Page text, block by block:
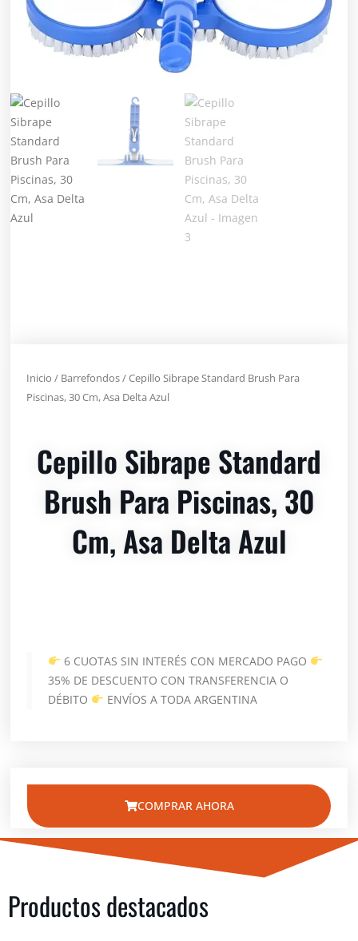
Inicio / Barrefondos/ Cepillo Sibrape Standard Brush Para
Piscinas, 30 Cm, Asa Delta Azul
Cepillo Sibrape Standard
Brush Para Piscinas, 30
Cm, Asa Delta Azul
6 CUOTAS SIN INTERÉS CON MERCADO PAGO
35% DE DESCUENTO CON TRANSFERENCIA O
DÉBITO
ENVÍOS A TODA ARGENTINA
COMPRAR AHORA
Productos destacados